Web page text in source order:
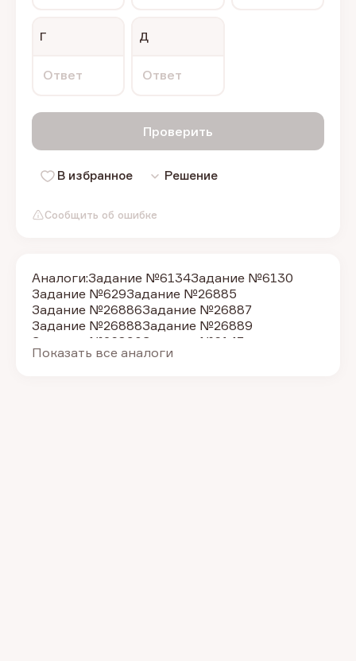
Сообщить об ошибке
Г
Ответ
Д
Ответ
Проверить
В избранное Решение
Аналоги:Задание №6134Задание №6130
Задание №629Задание №26885
Задание №26886Задание №26887
Задание №26888Задание №26889
Задание №26890 Задание №6147
Задание №6146Задание №6144
Показать все аналоги